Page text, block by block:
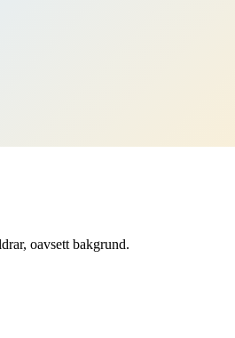
oavsett bakgrund.